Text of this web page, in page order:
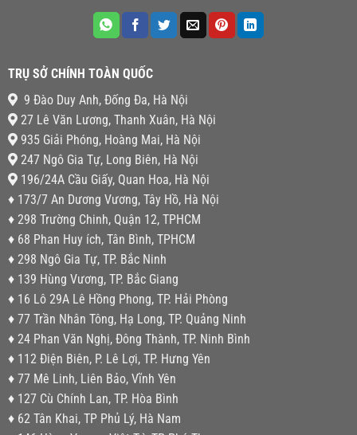
TRỤ SỞ CHÍNH TOÀN QUỐC
9 Đào Duy Anh, Đống Đa, Hà Nội
27 Lê Văn Lương, Thanh Xuân, Hà Nội
935 Giải Phóng, Hoàng Mai, Hà Nội
247 Ngô Gia Tự, Long Biên, Hà Nội
196/24A Cầu Giấy, Quan Hoa, Hà Nội
♦ 173/7 An Dương Vương, Tây Hồ, Hà Nội
♦ 298 Trường Chinh, Quận 12, TPHCM
♦ 68 Phan Huy ích, Tân Bình, TPHCM
♦ 298 Ngô Gia Tự, TP. Bắc Ninh
♦ 139 Hùng Vương, TP. Bắc Giang
♦ 16 Lô 29A Lê Hồng Phong, TP. Hải Phòng
♦ 77 Trần Nhân Tông, Hạ Long, TP. Quảng Ninh
♦ 24 Phan Văn Nghị, Đông Thành, TP. Ninh Bình
♦ 112 Điện Biên, P. Lê Lợi, TP. Hưng Yên
♦ 77 Mê Linh, Liên Bảo, Vĩnh Yên
♦ 127 Cù Chính Lan, TP. Hòa Bình
♦ 62 Tân Khai, TP Phủ Lý, Hà Nam